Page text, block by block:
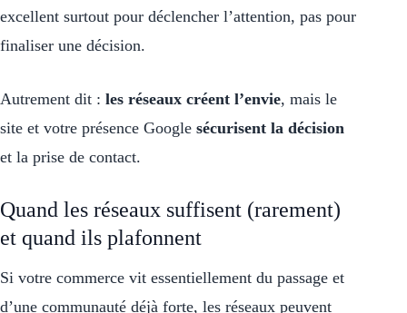
excellent surtout pour déclencher l’attention, pas pour
finaliser une décision.
Autrement dit : les réseaux créent l’envie, mais le
site et votre présence Google sécurisent la décision
et la prise de contact.
Quand les réseaux suffisent (rarement)
et quand ils plafonnent
Si votre commerce vit essentiellement du passage et
d’une communauté déjà forte, les réseaux peuvent